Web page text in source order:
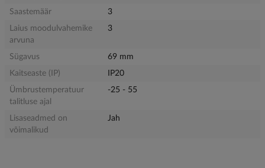
Saastemäär
3
Laius moodulvahemike
arvuna
3
Sügavus
69 mm
Kaitseaste (IP)
IP20
Ümbrustemperatuur
talitluse ajal
-25 - 55
Lisaseadmed on
võimalikud
Jah